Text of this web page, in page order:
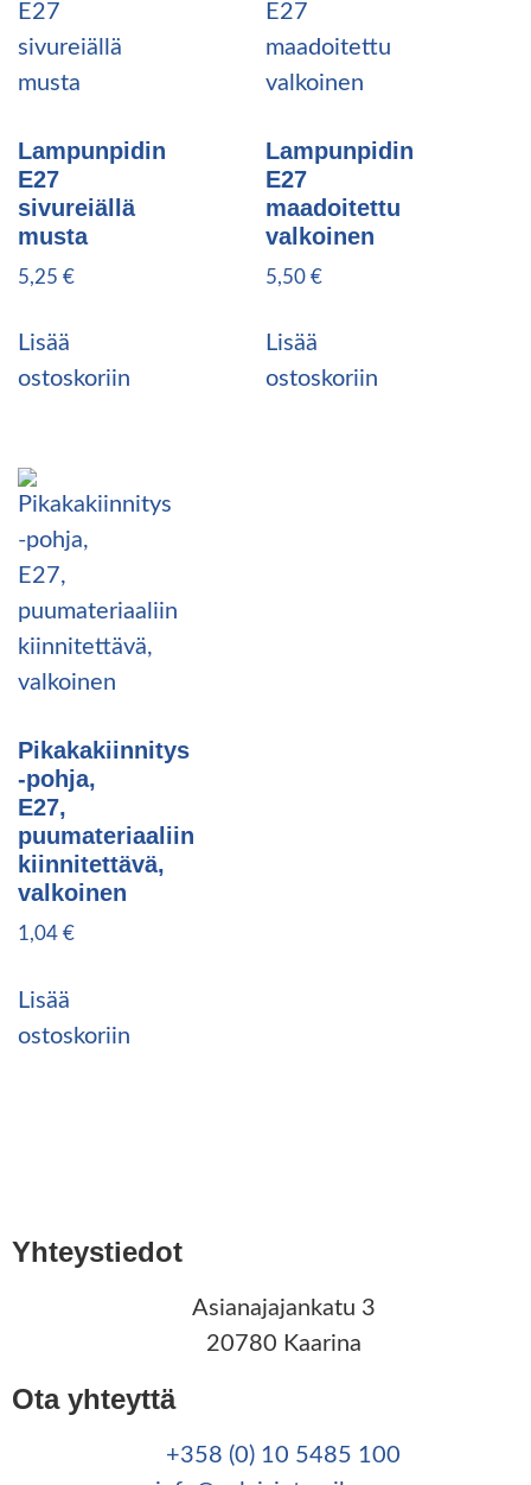
Lampunpidin
E27
sivureiällä
musta
5,25 €
Lisää
ostoskoriin
Lampunpidin
E27
maadoitettu
valkoinen
5,50 €
Lisää
ostoskoriin
Pikakakiinnitys
-pohja,
E27,
puumateriaaliin
kiinnitettävä,
valkoinen
1,04 €
Lisää
ostoskoriin
Yhteystiedot
Asianajajankatu 3
20780 Kaarina
Ota yhteyttä
+358 (0) 10 5485 100